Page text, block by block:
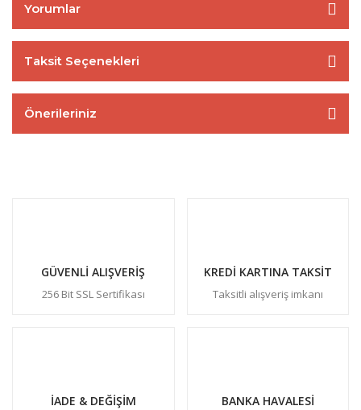
Yorumlar
Taksit Seçenekleri
Önerileriniz
GÜVENLİ ALIŞVERİŞ
256 Bit SSL Sertifikası
KREDİ KARTINA TAKSİT
Taksitli alışveriş imkanı
İADE & DEĞİŞİM BANKA HAVALESİ